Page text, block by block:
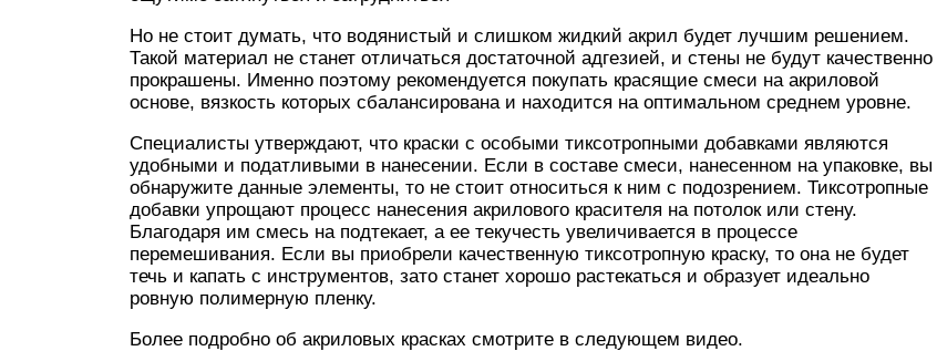
Но не стоит думать, что водянистый и слишком жидкий акрил будет лучшим решением.
Такой материал не станет отличаться достаточной адгезией, и стены не будут качественно
прокрашены. Именно поэтому рекомендуется покупать красящие смеси на акриловой
основе, вязкость которых сбалансирована и находится на оптимальном среднем уровне.
Специалисты утверждают, что краски с особыми тиксотропными добавками являются
удобными и податливыми в нанесении. Если в составе смеси, нанесенном на упаковке, вы
обнаружите данные элементы, то не стоит относиться к ним с подозрением. Тиксотропные
добавки упрощают процесс нанесения акрилового красителя на потолок или стену.
Благодаря им смесь на подтекает, а ее текучесть увеличивается в процессе
перемешивания. Если вы приобрели качественную тиксотропную краску, то она не будет
течь и капать с инструментов, зато станет хорошо растекаться и образует идеально
ровную полимерную пленку.
Более подробно об акриловых красках смотрите в следующем видео.